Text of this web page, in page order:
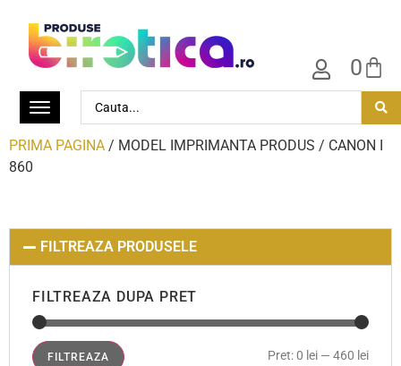
0
PRIMA PAGINA / MODEL IMPRIMANTA PRODUS / CANON I
860
FILTREAZA PRODUSELE
FILTREAZA DUPA PRET
FILTREAZA Pret:0 lei — 460 lei